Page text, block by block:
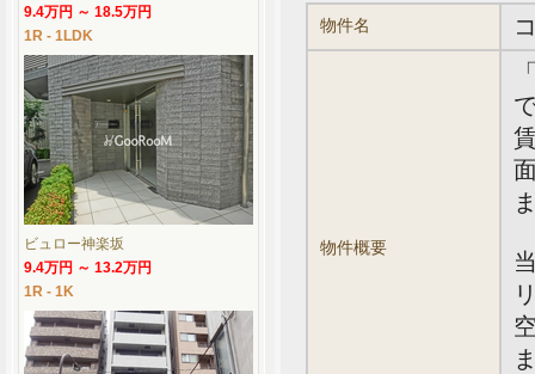
物件名
物件概要
9.4万円 ～ 18.5万円
1R - 1LDK
ビュロー神楽坂
9.4万円 ～ 13.2万円
1R - 1K